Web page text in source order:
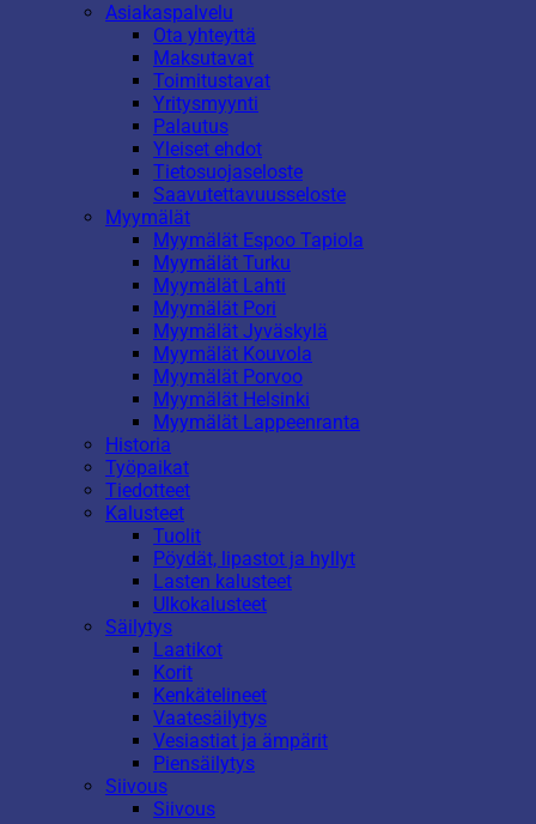
Asiakaspalvelu
Ota yhteyttä
Maksutavat
Toimitustavat
Yritysmyynti
Palautus
Yleiset ehdot
Tietosuojaseloste
Saavutettavuusseloste
Myymälät
Myymälät Espoo Tapiola
Myymälät Turku
Myymälät Lahti
Myymälät Pori
Myymälät Jyväskylä
Myymälät Kouvola
Myymälät Porvoo
Myymälät Helsinki
Myymälät Lappeenranta
Historia
Työpaikat
Tiedotteet
Kalusteet
Tuolit
Pöydät, lipastot ja hyllyt
Lasten kalusteet
Ulkokalusteet
Säilytys
Laatikot
Korit
Kenkätelineet
Vaatesäilytys
Vesiastiat ja ämpärit
Piensäilytys
Siivous
Siivous